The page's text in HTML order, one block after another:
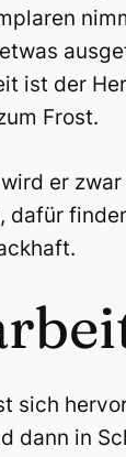
ist der
Frost.
er
dafür
sich
dann in